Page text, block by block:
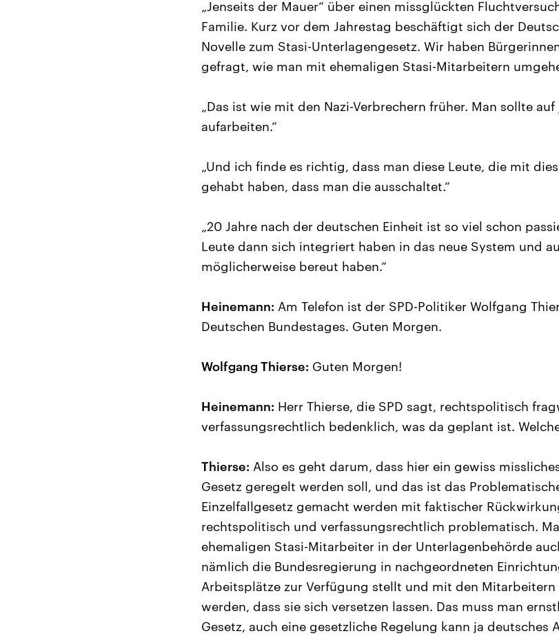
„Jenseits der Mauer“ über einen missglückten
Familie. Kurz vor dem Jahrestag beschäftigt sich der
Novelle zum Stasi-Unterlagengesetz. Wir haben
gefragt, wie man mit ehemaligen Stasi-Mitarbeitern
„Das ist wie mit den Nazi-Verbrechern früher. Man sollte
aufarbeiten.“
„Und ich finde es richtig, dass man diese Leute, die mit
gehabt haben, dass man die ausschaltet.“
„20 Jahre nach der deutschen Einheit ist so viel schon
Leute dann sich integriert haben in das neue System und
möglicherweise bereut haben.“
Heinemann: Am Telefon ist der SPD-Politiker Wolfgang
Deutschen Bundestages. Guten Morgen.
Wolfgang Thierse: Guten Morgen!
Heinemann: Herr Thierse, die SPD sagt, rechtspolitisch
verfassungsrechtlich bedenklich, was da geplant ist.
Thierse: Also es geht darum, dass hier ein gewiss
Gesetz geregelt werden soll, und das ist das
Einzelfallgesetz gemacht werden mit faktischer
rechtspolitisch und verfassungsrechtlich problematisch.
ehemaligen Stasi-Mitarbeiter in der Unterlagenbehörde
nämlich die Bundesregierung in nachgeordneten
Arbeitsplätze zur Verfügung stellt und mit den
werden, dass sie sich versetzen lassen. Das muss man
Gesetz, auch eine gesetzliche Regelung kann ja deutsches